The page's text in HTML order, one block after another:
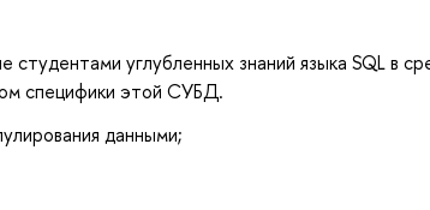
студентами углубленных знаний языка SQL в
специфики этой СУБД.
данными;